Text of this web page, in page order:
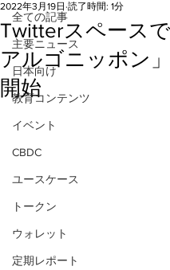
全ての記事
主要ニュース
日本向け
教育コンテンツ
イベント
CBDC
ユースケース
トークン
ウォレット
定期レポート
Twitterスペース
アルゴニッポン
開始
2022年3月19日 読了時間: 1分